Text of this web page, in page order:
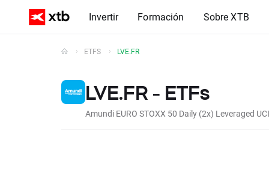
Invertir Formación Sobre XTB
ETFS LVE.FR
LVE.FR - ETFs
Amundi EURO STOXX 50 Daily (2x) Leveraged